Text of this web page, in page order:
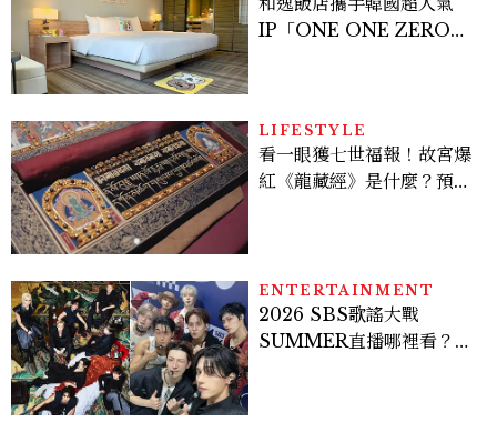
IP「ONE ONE ZERO
LIFESTYLE
看一眼獲七世福報！故宮爆
紅《龍藏經》是什麼？預約
ENTERTAINMENT
2026 SBS歌謠大戰
SUMMER直播哪裡看？